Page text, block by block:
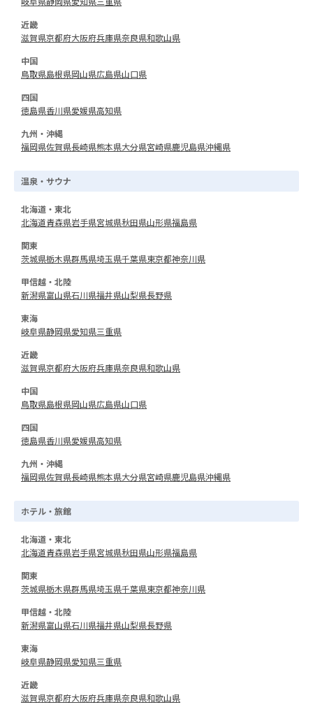
近畿
滋賀県京都府大阪府兵庫県奈良県和歌山県
中国
鳥取県島根県岡山県広島県山口県
四国
徳島県香川県愛媛県高知県
九州・沖縄
福岡県佐賀県長崎県熊本県大分県宮崎県鹿児島県沖縄県
温泉・サウナ
北海道・東北
北海道青森県岩手県宮城県秋田県山形県福島県
関東
茨城県栃木県群馬県埼玉県千葉県東京都神奈川県
甲信越・北陸
新潟県富山県石川県福井県山梨県長野県
東海
岐阜県静岡県愛知県三重県
近畿
滋賀県京都府大阪府兵庫県奈良県和歌山県
中国
鳥取県島根県岡山県広島県山口県
四国
徳島県香川県愛媛県高知県
九州・沖縄
福岡県佐賀県長崎県熊本県大分県宮崎県鹿児島県沖縄県
ホテル・旅館
北海道・東北
北海道青森県岩手県宮城県秋田県山形県福島県
関東
茨城県栃木県群馬県埼玉県千葉県東京都神奈川県
甲信越・北陸
新潟県富山県石川県福井県山梨県長野県
東海
岐阜県静岡県愛知県三重県
近畿
滋賀県京都府大阪府兵庫県奈良県和歌山県